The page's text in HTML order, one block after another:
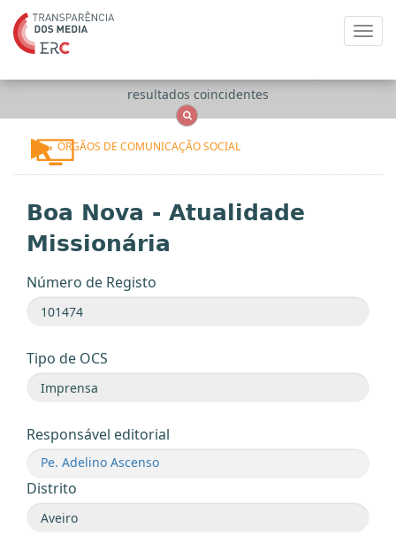
resultados coincidentes
ÓRGÃOS DE COMUNICAÇÃO SOCIAL
Boa Nova - Atualidade
Missionária
Número de Registo
Tipo de OCS
Responsável editorial
Pe. Adelino Ascenso
Distrito